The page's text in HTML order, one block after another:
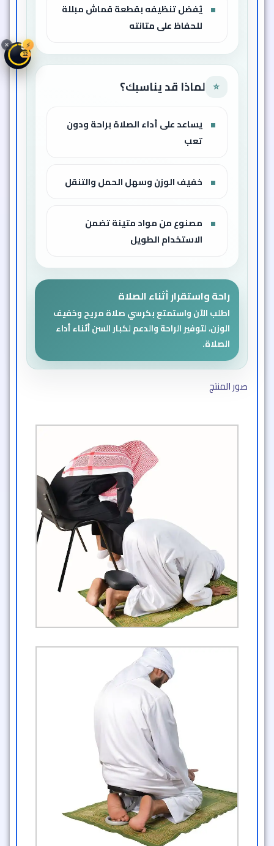
يُفضل تنظيفه بقطعة قماش مبللة
للحفاظ على متانته
⭐ لماذا قد يناسبك؟
يساعد على أداء الصلاة براحة ودون
تعب
خفيف الوزن وسهل الحمل والتنقل
مصنوع من مواد متينة تضمن
الاستخدام الطويل
راحة واستقرار أثناء الصلاة
اطلب الآن واستمتع بكرسي صلاة مريح وخفيف
الوزن، لتوفير الراحة والدعم لكبار السن أثناء أداء
الصلاة.
صور المنتج​
⚡
57
10